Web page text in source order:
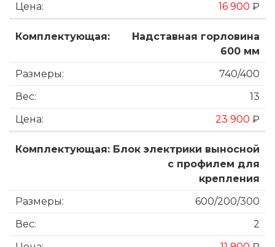
16 900 ₽
Надставная горловина
600 мм
740/400
13
23 900 ₽
Блок электрики выносной
с профилем для
крепления
600/200/300
2